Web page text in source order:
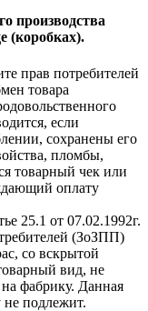
производства
(коробках).
прав потребителей
товара
если
сохранены его
пломбы,
товарный чек или
оплату
25.1 от 07.02.1992г.
(ЗоЗПП)
со вскрытой
вид, не
фабрику. Данная
не подлежит.